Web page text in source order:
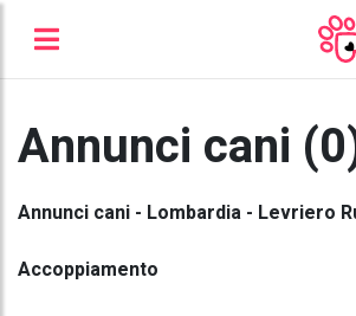
Annunci cani
Annunci cani - Lombardia - Levriero
Accoppiamento